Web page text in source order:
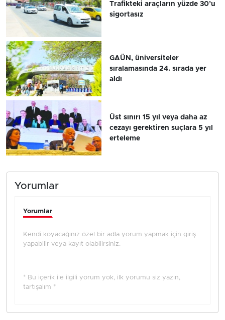
Trafikteki araçların yüzde 30’u
sigortasız
GAÜN, üniversiteler
sıralamasında 24. sırada yer
aldı
Üst sınırı 15 yıl veya daha az
cezayı gerektiren suçlara 5 yıl
erteleme
Yorumlar
Yorumlar
Kendi koyacağınız özel bir adla yorum yapmak için giriş
yapabilir veya kayıt olabilirsiniz.
* Bu içerik ile ilgili yorum yok, ilk yorumu siz yazın,
tartışalım *